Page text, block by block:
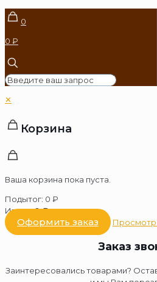
0
0 ₽
✕
Корзина
Ваша корзина пока пуста.
Подытог: 0 ₽
Итого:0₽
Оформить заказ Просмотр
Заказ
Заинтересовались товарами?